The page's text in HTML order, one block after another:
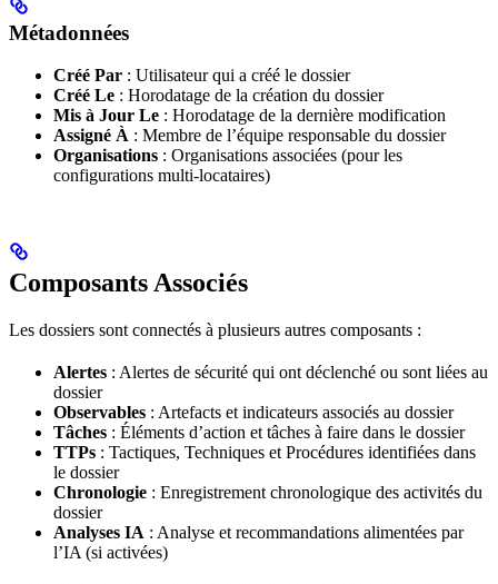
Métadonnées
Créé Par : Utilisateur qui a créé le dossier
Créé Le : Horodatage de la création du dossier
Mis à Jour Le : Horodatage de la dernière modification
Assigné À : Membre de l’équipe responsable du dossier
Organisations : Organisations associées (pour les
configurations multi-locataires)
Composants Associés
Les dossiers sont connectés à plusieurs autres composants :
Alertes : Alertes de sécurité qui ont déclenché ou sont liées au
dossier
Observables : Artefacts et indicateurs associés au dossier
Tâches : Éléments d’action et tâches à faire dans le dossier
TTPs : Tactiques, Techniques et Procédures identifiées dans
le dossier
Chronologie : Enregistrement chronologique des activités du
dossier
Analyses IA : Analyse et recommandations alimentées par
l’IA (si activées)